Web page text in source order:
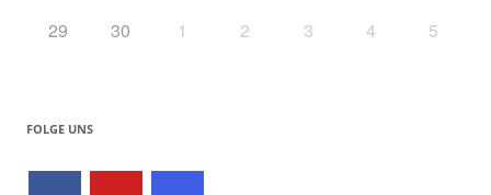
29 30 1 2 3 4 5
FOLGE UNS